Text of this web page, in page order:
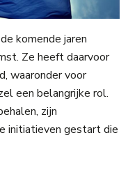
komende jaren
Ze heeft daarvoor
waaronder voor
een belangrijke rol.
zijn
initiatieven gestart die